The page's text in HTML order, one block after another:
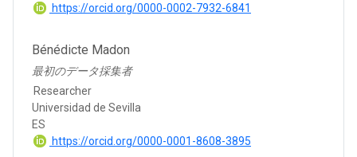
https://orcid.org/0000-0002-7932-6841
Bénédicte Madon
最初のデータ採集者
Researcher
Universidad de Sevilla
ES
https://orcid.org/0000-0001-8608-3895